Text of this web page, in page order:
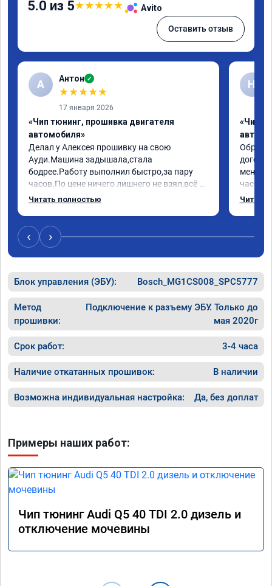
5.0 из 5★★★★★ Avito
Оставить отзыв
А Антон ✓
★★★★★
17 января 2026
«Чип тюнинг, прошивка двигателя
автомобиля»
Делал у Алексея прошивку на свою
Ауди.Машина задышала,стала
бодрее.Работу выполнил быстро,за пару
часов.По цене ничего лишнего не взял,всё
как договаривались заранее.После работы
случае поломки авто.Однозначно
рекомендую Алексея как грамотного
специалиста!
Читать полностью
Н
«Чип
меня
час
Арман
Читать
‹ ›
Блок управления (ЭБУ): Bosch_MG1CS008_SPC5777
Метод
прошивки:
Подключение к разъему ЭБУ. Только до
мая 2020г
Срок работ: 3-4 часа
Наличие откатанных прошивок: В наличии
Возможна индивидуальная настройка: Да, без доплат
Примеры наших работ:
Чип тюнинг Audi Q5 40 TDI 2.0 дизель и
отключение мочевины